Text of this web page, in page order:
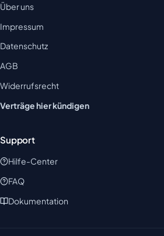
Über uns
Impressum
Datenschutz
AGB
Widerrufsrecht
Verträge hier kündigen
Support
Hilfe-Center
FAQ
Dokumentation